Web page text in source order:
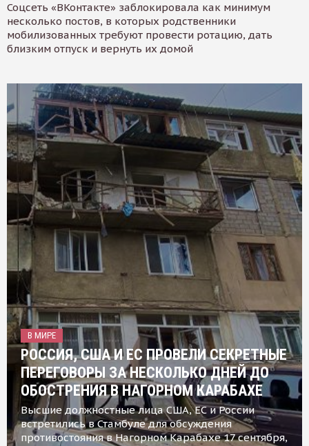
Соцсеть «ВКонтакте» заблокировала как минимум
несколько постов, в которых родственники
мобилизованных требуют провести ротацию, дать
близким отпуск и вернуть их домой
В МИРЕ
РОССИЯ, США И ЕС ПРОВЕЛИ СЕКРЕТНЫЕ
ПЕРЕГОВОРЫ ЗА НЕСКОЛЬКО ДНЕЙ ДО
ОБОСТРЕНИЯ В НАГОРНОМ КАРАБАХЕ
Высшие должностные лица США, ЕС и России
встретились в Стамбуле для обсуждения
противостояния в Нагорном Карабахе 17 сентября,